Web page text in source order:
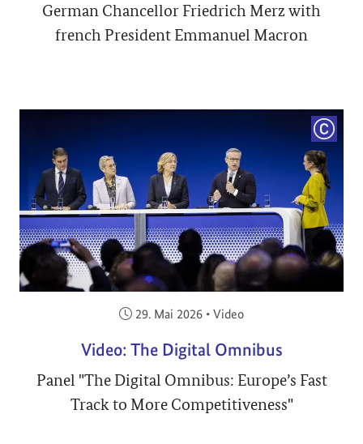
German Chancellor Friedrich Merz with
french President Emmanuel Macron
Veröffentlicht am:
29. Mai 2026 • Video
Video: The Digital Omnibus
Panel "The Digital Omnibus: Europe’s Fast
Track to More Competitiveness"